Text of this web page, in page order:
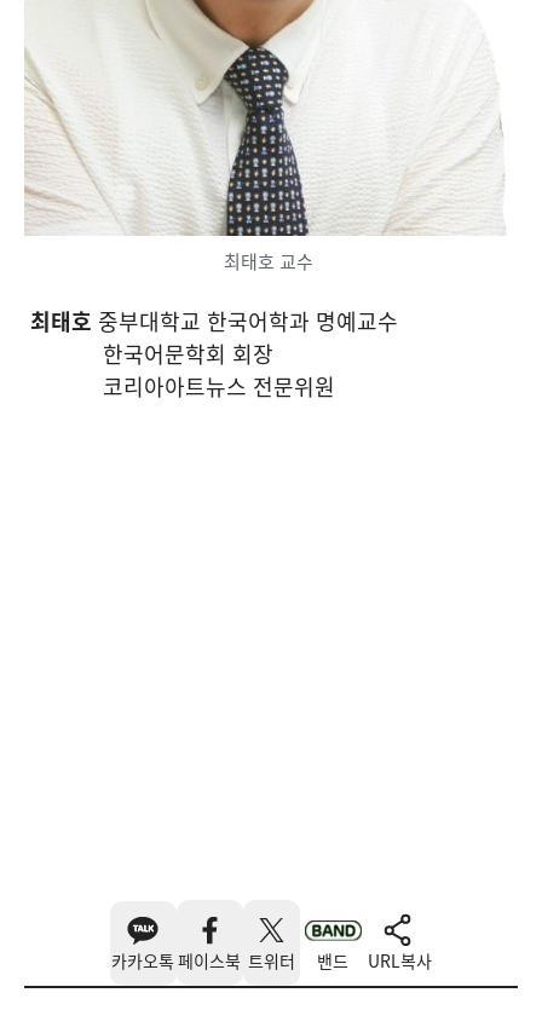
최태호 교수
최태호 중부대학교 한국어학과 명예교수
한국어문학회 회장
코리아아트뉴스 전문위원
카카오톡 페이스북 트위터 밴드 URL복사